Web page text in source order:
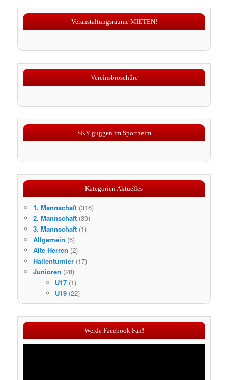
Veranstaltungsräume MIETEN!
Vereinsbroschüre
SKY guggen im Sportheim
Kategorien Aktuelles
1. Mannschaft (316)
2. Mannschaft (39)
3. Mannschaft (1)
Allgemein (6)
Alte Herren (2)
Hallenturnier (17)
Junioren (28)
U17(1)
U19(22)
Werde Facebook Fan!